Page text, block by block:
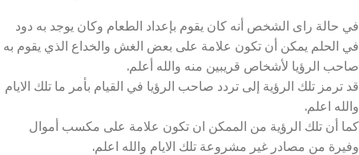
في حالة راى الشخص أنه كان يقوم بإعداد الطعام وكان يوجد به دود
في الحلم يمكن أن تكون علامة على بعض الغش والخداع الذي يقوم به
صاحب الرؤيا لأشخاص قريبين منه والله أعلم.
قد ترمز تلك الرؤية إلى تردد صاحب الرؤيا في القيام بأمر ما تلك الايام
والله اعلم.
كما أن تلك الرؤية من الممكن ان تكون علامة على مكسب أموال
وفيرة من مصادر غير مشروعة تلك الايام والله اعلم.